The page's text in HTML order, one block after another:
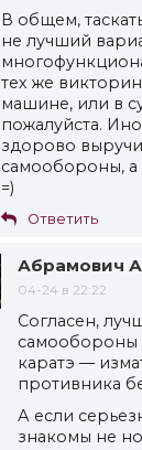
В общем,
не лучший
тех же
машине, или в
пожалуйста.
здорово
самообороны,
=)
Ответить
Абрамович
04-24 в 22:22
Согласен,
самообороны
каратэ —
противника
А если
знакомы не